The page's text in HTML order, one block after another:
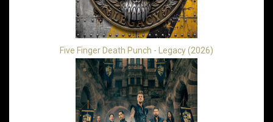
Five Finger Death Punch - Legacy (2026)